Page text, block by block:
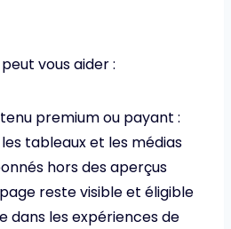
vous aider :
premium ou payant :
tableaux et les médias
hors des aperçus
reste visible et éligible
dans les expériences de